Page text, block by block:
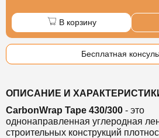
В корзину
Бесплатная
ОПИСАНИЕ И
CarbonWrap Tape 430/300 - это
однонаправленная углеродная
строительных конструкций